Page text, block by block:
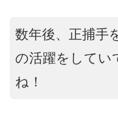
数年後、正捕手
の活躍をしてい
ね！